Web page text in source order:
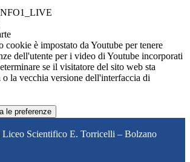
cookie è impostato da Youtube per tenere
dell'utente per i video di Youtube incorporati
se il visitatore del sito web sta
la vecchia versione dell'interfaccia di
le preferenze
Liceo Scientifico E. Torricelli – Bolzano